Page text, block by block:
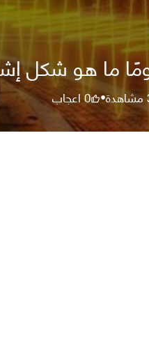
ما هو شكل
مشاهدة•
0اعجاب